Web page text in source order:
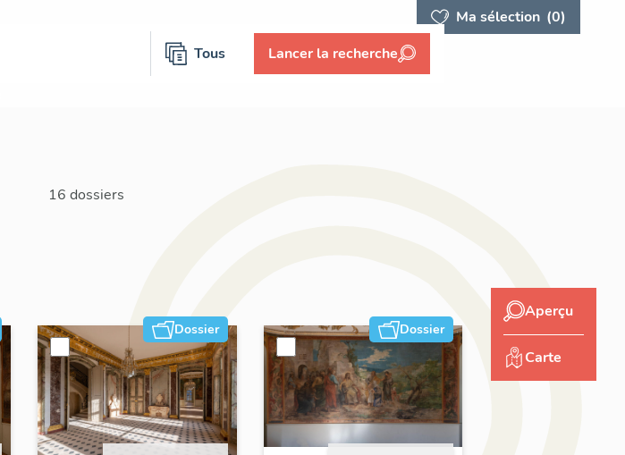
Ma sélection (0)
Tous Lancer la recherche
16 dossiers
Dossier Dossier
Aperçu
Carte